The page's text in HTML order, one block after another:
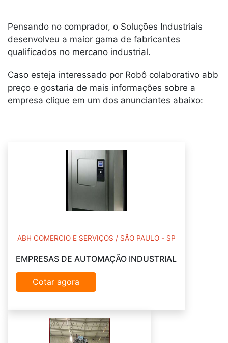
Pensando no comprador, o Soluções Industriais
desenvolveu a maior gama de fabricantes
qualificados no mercano industrial.
Caso esteja interessado por Robô colaborativo abb
preço e gostaria de mais informações sobre a
empresa clique em um dos anunciantes abaixo:
ABH COMERCIO E SERVIÇOS / SÃO PAULO - SP
EMPRESAS DE AUTOMAÇÃO INDUSTRIAL
Cotar agora